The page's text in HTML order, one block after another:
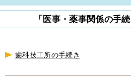
「医事・薬事関係の手
歯科技工所の手続き